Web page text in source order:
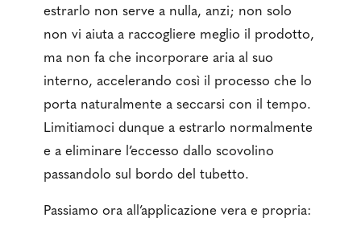
estrarlo non serve a nulla, anzi; non solo
non vi aiuta a raccogliere meglio il prodotto,
ma non fa che incorporare aria al suo
interno, accelerando così il processo che lo
porta naturalmente a seccarsi con il tempo.
Limitiamoci dunque a estrarlo normalmente
e a eliminare l’eccesso dallo scovolino
passandolo sul bordo del tubetto.
Passiamo ora all’applicazione vera e propria: